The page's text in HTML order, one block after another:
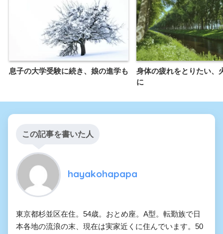
息子の大学受験に続き、娘の進学も
身体の疲れをとりたい、
に
この記事を書いた人
hayakohapapa
東京都杉並区在住。54歳。おとめ座。A型。転勤族で日
本各地の流浪の末、現在は実家近くに住んでいます。50